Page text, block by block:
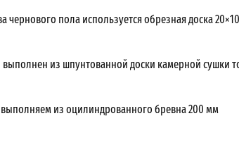
чернового пола используется обрезная доска
выполнен из шпунтованной доски камерной сушки
из оцилиндрованного бревна 200 мм